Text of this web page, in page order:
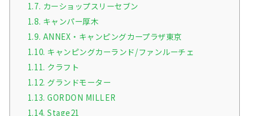
1.7. カーショップスリーセブン
1.8. キャンパー厚木
1.9. ANNEX・キャンピングカープラザ東京
1.10. キャンピングカーランド/ファンルーチェ
1.11. クラフト
1.12. グランドモーター
1.13. GORDON MILLER
1.14. Stage21